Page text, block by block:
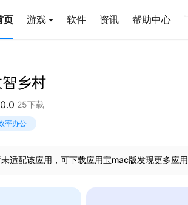
页 游戏 软件 资讯 帮助中心
乡村
0.0 25下载
率办公
适配该应用，可下载应用宝mac版发现更多应用